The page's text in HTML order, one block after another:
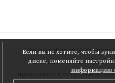
Если вы не хотите, чтобы
диске, поменяйте
информацию
ПроектИнститут
Познаньского центра
проводится в